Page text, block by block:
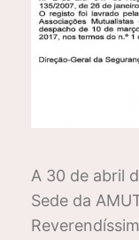
A 30 de abril
Sede da